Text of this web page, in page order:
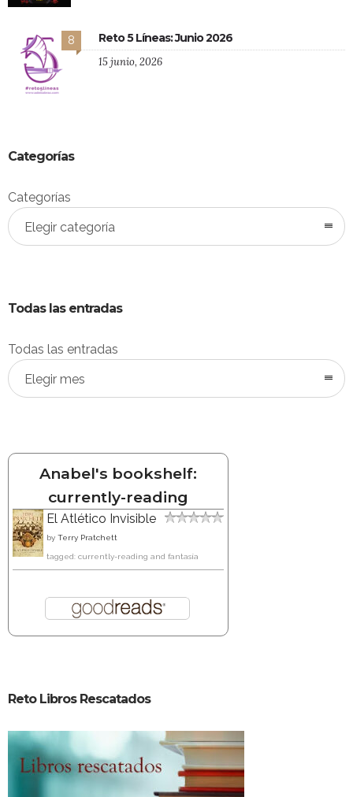
8 Reto 5 Líneas: Junio 2026
15 junio, 2026
Categorías
Categorías
Elegir categoría
Todas las entradas
Todas las entradas
Elegir mes
Anabel's bookshelf:
currently-reading
El Atlético Invisible
by Terry Pratchett
tagged: currently-reading and fantasía
Reto Libros Rescatados